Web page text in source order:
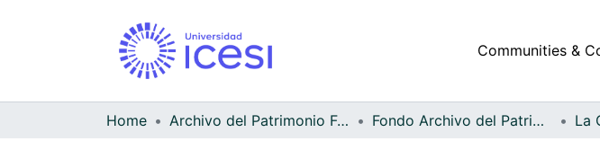
Communities &
Home Archivo del Patrimonio Fotográfico y Fílmico del Valle del Cauca Fondo Archivo del Patrimonio Fotográfico y Fílmico del Valle del Cauca La